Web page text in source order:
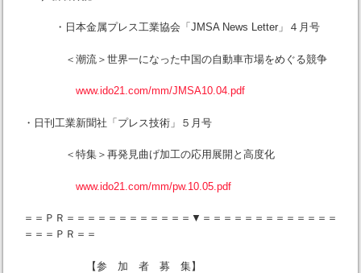
・日本金属プレス工業協会「JMSA News Letter」４月号
＜潮流＞世界一になった中国の自動車市場をめぐる競争
www.ido21.com/mm/JMSA10.04.pdf
・日刊工業新聞社「プレス技術」５月号
＜特集＞再発見曲げ加工の応用展開と高度化
www.ido21.com/mm/pw.10.05.pdf
＝＝ＰＲ＝＝＝＝＝＝＝＝＝＝＝＝▼＝＝＝＝＝＝＝＝＝＝＝＝＝
＝＝＝ＰＲ＝＝
【参 加 者 募 集】